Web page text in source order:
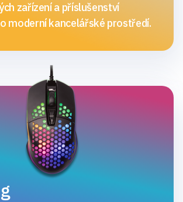
zařízení a příslušenství
moderní kancelářské prostředí.